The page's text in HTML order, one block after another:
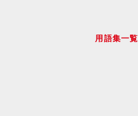
用語集一覧